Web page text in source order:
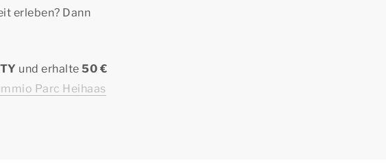
erleben? Dann
und erhalte 50 €
Parc Heihaas